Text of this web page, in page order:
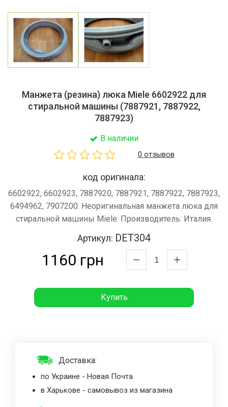
Манжета (резина) люка Miele 6602922 для
стиральной машины (7887921, 7887922,
7887923)
В наличии
0 отзывов
код оригинала:
6602922, 6602923, 7887920, 7887921, 7887922, 7887923,
6494962, 7907200. Неоригинальная манжета люка для
стиральной машины Miele. Производитель: Италия.
Артикул: DET304
1160 грн
Купить
Доставка:
по Украине - Новая Почта
в Харькове - самовывоз из магазина